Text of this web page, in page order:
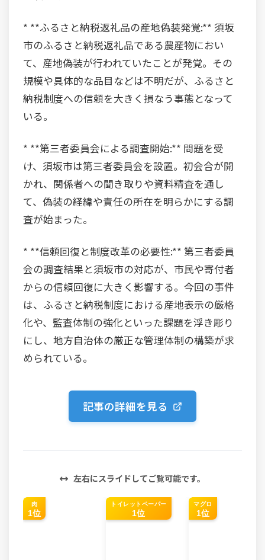
* **ふるさと納税返礼品の産地偽装発覚:** 須坂
市のふるさと納税返礼品である農産物におい
て、産地偽装が行われていたことが発覚。その
規模や具体的な品目などは不明だが、ふるさと
納税制度への信頼を大きく損なう事態となって
いる。
* **第三者委員会による調査開始:** 問題を受
け、須坂市は第三者委員会を設置。初会合が開
かれ、関係者への聞き取りや資料精査を通し
て、偽装の経緯や責任の所在を明らかにする調
査が始まった。
* **信頼回復と制度改革の必要性:** 第三者委員
会の調査結果と須坂市の対応が、市民や寄付者
からの信頼回復に大きく影響する。今回の事件
は、ふるさと納税制度における産地表示の厳格
化や、監査体制の強化といった課題を浮き彫り
にし、地方自治体の厳正な管理体制の構築が求
められている。
記事の詳細を見る
左右にスライドしてご覧可能です。
肉
1位
トイレットペーパー
1位
マグロ
1位